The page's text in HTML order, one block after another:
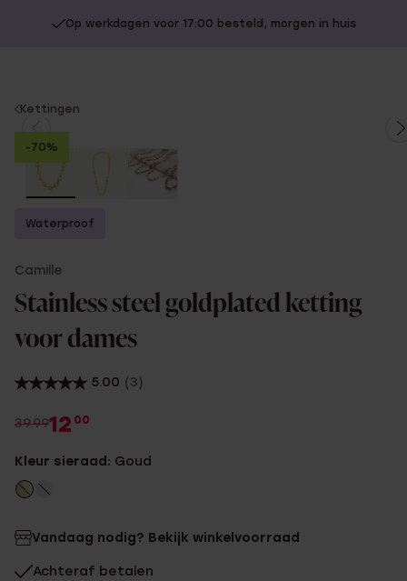
Op werkdagen voor 17:00 besteld, morgen in huis
You
are
here:
Kettingen
-70%
Waterproof
Camille
Stainless steel goldplated ketting
voor dames
5.00 (3)
39.9912 00
Kleur sieraad: Goud
Vandaag nodig? Bekijk winkelvoorraad
Achteraf betalen